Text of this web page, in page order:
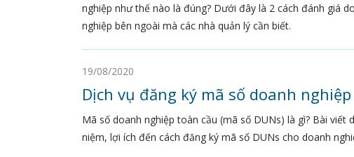
nghiệp như thế nào là đúng? Dưới đây là 2 cách đánh giá
nghiệp bên ngoài mà các nhà quản lý cần biết.
19/08/2020
Dịch vụ đăng ký mã số doanh
Mã số doanh nghiệp toàn cầu (mã số DUNs) là gì? Bài
niệm, lợi ích đến cách đăng ký mã số DUNs cho doanh